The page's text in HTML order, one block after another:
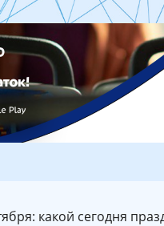
какой сегодня